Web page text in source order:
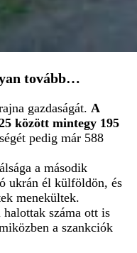
tovább…
gazdaságát. A
között mintegy 195
pedig már 588
a második
ukrán él külföldön, és
menekültek.
száma ott is
a szankciók